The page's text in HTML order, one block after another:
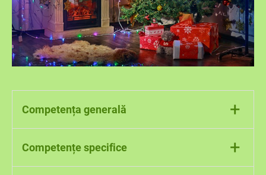
Competența generală +
2. Manifestarea de comportamente
independente în activitatea școlară
Competențe specifice +